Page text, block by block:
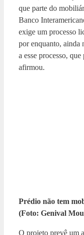
que parte do
Banco
exige um processo
por enquanto, ainda
a esse processo,
afirmou.
Prédio não tem
(Foto: Genival
O projeto prevê um